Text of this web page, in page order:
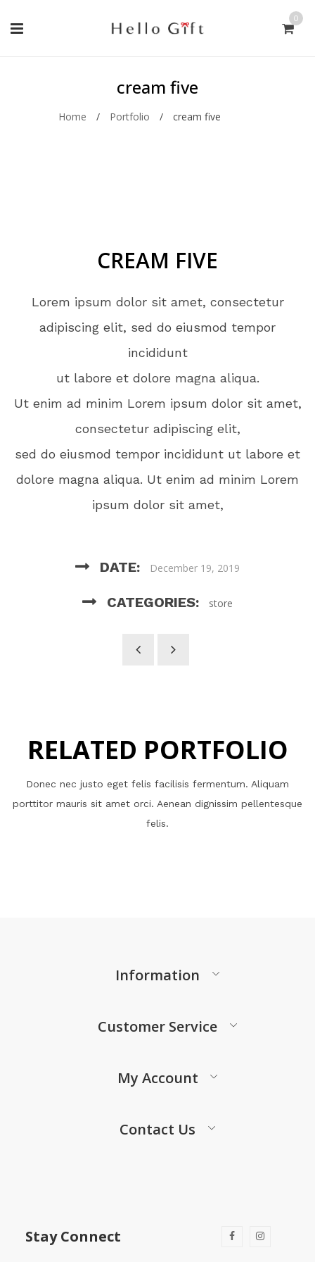
0
cream five
Home / Portfolio / cream five
CREAM FIVE
Lorem ipsum dolor sit amet, consectetur
adipiscing elit, sed do eiusmod tempor
incididunt
ut labore et dolore magna aliqua.
Ut enim ad minim Lorem ipsum dolor sit amet,
consectetur adipiscing elit,
sed do eiusmod tempor incididunt ut labore et
dolore magna aliqua. Ut enim ad minim Lorem
ipsum dolor sit amet,
DATE: December 19, 2019
CATEGORIES: store
RELATED PORTFOLIO
Donec nec justo eget felis facilisis fermentum. Aliquam
porttitor mauris sit amet orci. Aenean dignissim pellentesque
felis.
Information
Customer Service
My Account
Contact Us
Stay Connect